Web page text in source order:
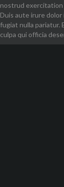
nostrud exercitation
Duis aute irure
fugiat nulla pariatur.
culpa qui officia